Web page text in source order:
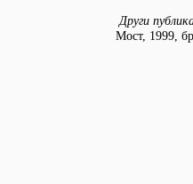
Други
Мост, 1999,